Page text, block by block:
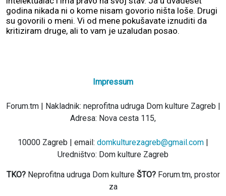
godina nikada ni o kome nisam govorio ništa loše. Drugi
su govorili o meni. Vi od mene pokušavate iznuditi da
kritiziram druge, ali to vam je uzaludan posao.
Impressum
Forum.tm | Nakladnik: neprofitna udruga Dom kulture Zagreb |
Adresa: Nova cesta 115,
10000 Zagreb | email: domkulturezagreb@gmail.com |
Uredništvo: Dom kulture Zagreb
TKO?Neprofitna udruga Dom kulture ŠTO?Forum.tm, prostor
za